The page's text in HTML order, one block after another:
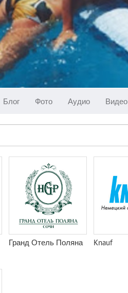
Блог Фото Аудио Видео
Гранд Отель Поляна Knauf